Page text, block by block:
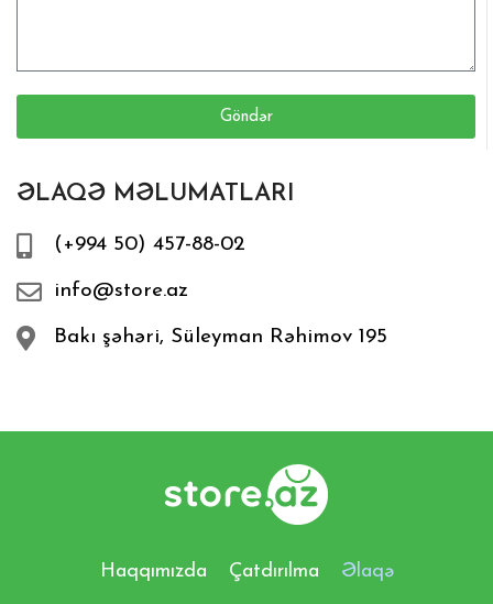
Göndər
ƏLAQƏ MƏLUMATLARI
(+994 50) 457-88-02
info@store.az
Bakı şəhəri, Süleyman Rəhimov 195
Haqqımızda Çatdırılma Əlaqə